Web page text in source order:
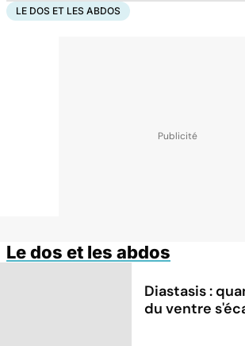
LE DOS ET LES ABDOS
Le dos et les abdos
Diastasis :
du ventre